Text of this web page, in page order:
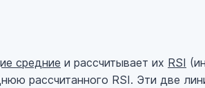
средние и рассчитывает их RSI
рассчитанного RSI. Эти две